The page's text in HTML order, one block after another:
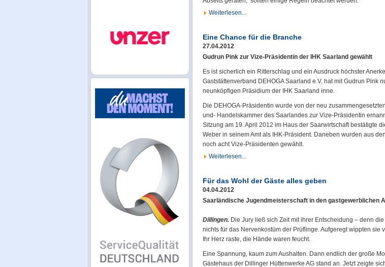
Weiterlesen...
Eine Chance für die Branche
27.04.2012
Gudrun Pink zur Vize-Präsidentin der IHK Saarland gewählt
Es ist sicherlich ein Ritterschlag und ein Ausdruck höchster
Gaststättenverband DEHOGA Saarland e.V. hat mit Gudrun Pink
neunköpfigen Präsidium der IHK Saarland inne.
Die DEHOGA-Präsidentin wurde von der neu
und- Handelskammer des Saarlandes zur Vize-Präsidentin
Sitzung am 19. April 2012 im Haus der Saarwirtschaft bestätigte
Weber in seinem Amt als IHK-Präsident. Daneben wurden aus
noch acht Vize-Präsidenten gewählt.
Weiterlesen...
Für das Wohl der Gäste alles geben
04.04.2012
Saarländische Jugendmeisterschaft in den gastgewerblichen
Dillingen. Die Jury ließ sich Zeit mit ihrer Entscheidung – denn
nichts für das Nervenkostüm der Prüflinge. Aufgeregt wippten sie
Ihr Herz raste, die Hände waren feucht.
Eine Spannung, kaum zum Aushalten. Dann endlich der große
Gästehaus der Dillinger Hüttenwerke AG stand an. Jetzt zeigte